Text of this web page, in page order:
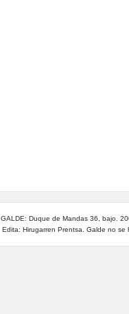
GALDE: Duque de Mandas 36, bajo.
Edita: Hirugarren Prentsa. Galde no